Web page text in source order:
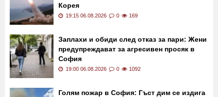
Корея
19:15 06.08.2026 0 169
Заплахи и обиди след отказ за пари: Жени
предупреждават за агресивен просяк в
София
19:00 06.08.2026 0 1092
Голям пожар в София: Гъст дим се издига